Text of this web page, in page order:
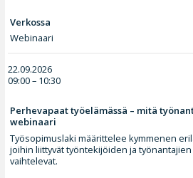
Verkossa
Webinaari
22.09.2026
09:00 – 10:30
Perhevapaat työelämässä – mitä
webinaari
Työsopimuslaki määrittelee kymmenen
joihin liittyvät työntekijöiden ja
vaihtelevat.